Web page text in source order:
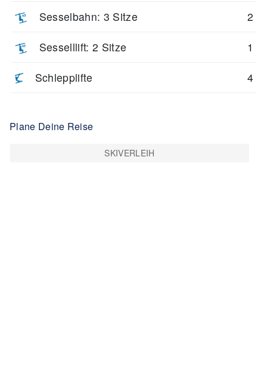
Sesselbahn: 3 Sitze 2
Sesselllift: 2 Sitze 1
Schlepplifte 4
Plane Deine Reise
SKIVERLEIH